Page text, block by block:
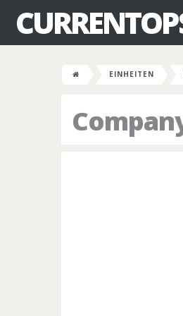
EINHEITEN